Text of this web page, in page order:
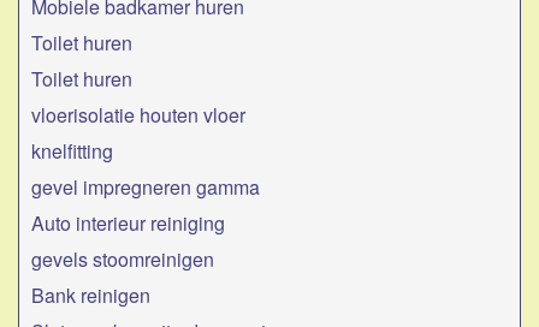
Mobiele badkamer huren
Toilet huren
Toilet huren
vloerisolatie houten vloer
knelfitting
gevel impregneren gamma
Auto interieur reiniging
gevels stoomreinigen
Bank reinigen